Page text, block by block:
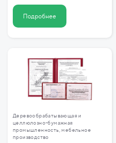
Подробнее
Деревообрабатывающая и
целлюлозно-бумажная
промышленность, мебельное
производство